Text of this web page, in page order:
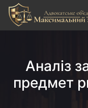
i
послуги,
трудове,
Аналіз
предмет